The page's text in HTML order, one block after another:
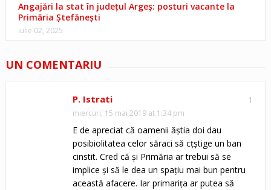
Angajări la stat în județul Argeș: posturi vacante la
Primăria Ștefănești
iulie 02, 2025
UN COMENTARIU
1
P. Istrati
miercuri, 15 mai 2019 at 1:34 pm
E de apreciat că oamenii ăștia doi dau
posibiolitatea celor săraci să cțștige un ban
cinstit. Cred că și Primăria ar trebui să se
implice și să le dea un spațiu mai bun pentru
această afacere. Iar primarița ar putea să